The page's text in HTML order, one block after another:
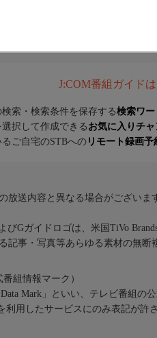
J:COM番組ガイド
索・検索条件を保存する検索ワ
択して作成できるお気に入りチ
ご自宅のSTBへの リモート録画予
放送内容と異なる場合がございま
びGガイドロゴは、米国TiVo
記事・写真等あらゆる素材の無断
組情報マーク）
Mark」といい、テレビ番組の
利用したサービスにのみ表記が許